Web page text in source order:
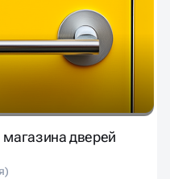
магазина дверей